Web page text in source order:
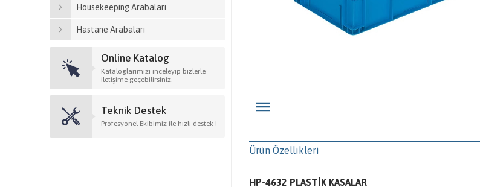
Ürün Özellikleri
HP-4632 PLASTİK KASALAR
Housekeeping Arabaları
Hastane Arabaları
Online Katalog
Kataloglarımızı inceleyip bizlerle
iletişime geçebilirsiniz.
Teknik Destek
Profesyonel Ekibimiz ile hızlı destek !